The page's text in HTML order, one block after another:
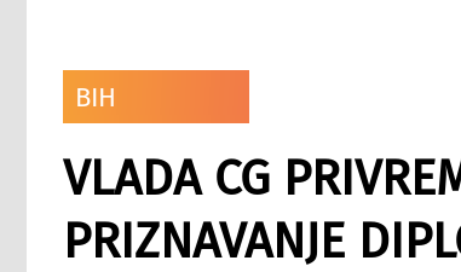
BIH
VLADA CG
PRIZNAVANJE